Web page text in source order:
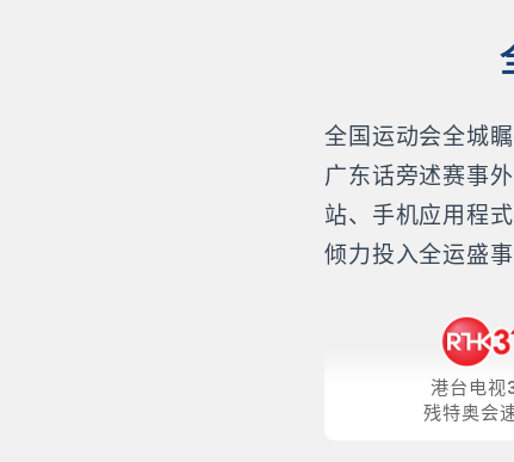
全国运动会全城
广东话旁述赛事
站、手机应用程
倾力投入全运盛事
港台电视
残特奥会